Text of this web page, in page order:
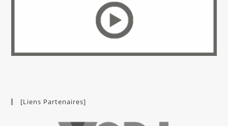
[Liens Partenaires]